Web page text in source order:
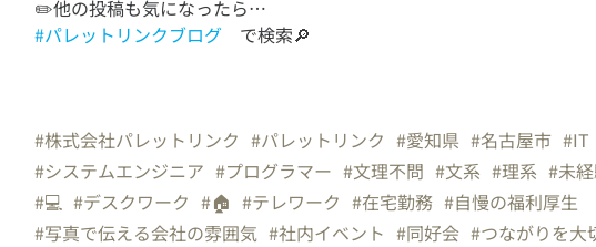
#パレットリンクブログ で検索🔎
#株式会社パレットリンク #パレットリンク #愛知県 #名古屋市 #IT
#システムエンジニア #プログラマー #文理不問 #文系 #理系 #未
#💻 #デスクワーク #🏠️ #テレワーク #在宅勤務 #自慢の福利厚生
#写真で伝える会社の雰囲気 #社内イベント #同好会 #つながりを大